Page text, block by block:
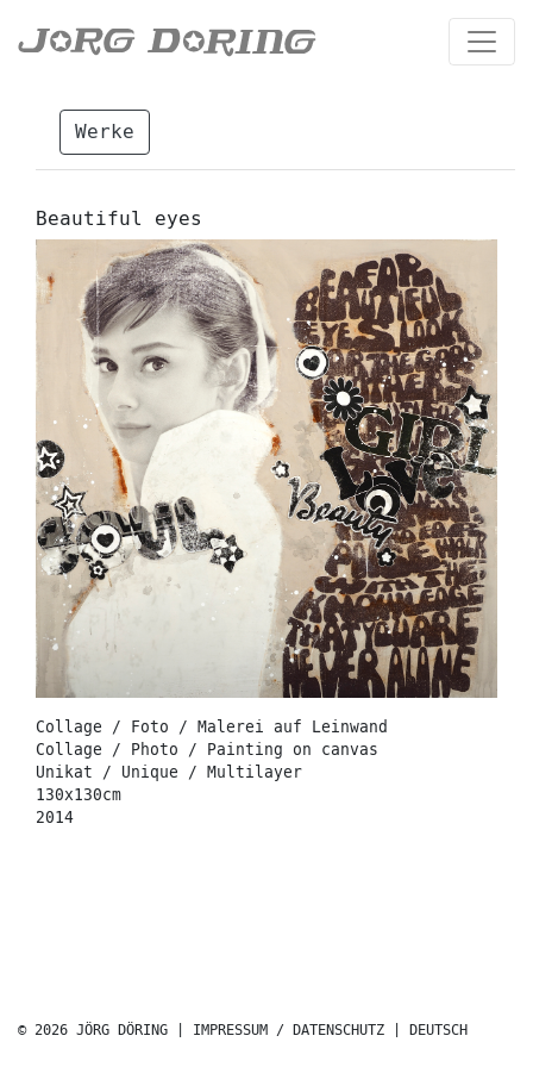
Werke
Beautiful eyes
Collage / Foto / Malerei auf Leinwand
Collage / Photo / Painting on canvas
Unikat / Unique / Multilayer
130x130cm
2014
© 2026 JÖRG DÖRING | IMPRESSUM / DATENSCHUTZ DEUTSCH